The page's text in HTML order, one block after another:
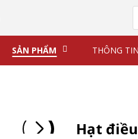
SẢN PHẨM THÔNG TIN
Hạt